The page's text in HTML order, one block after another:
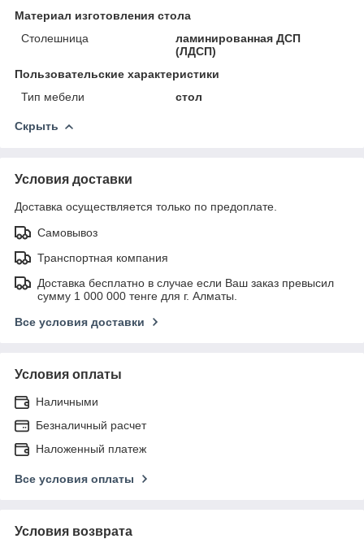
Материал изготовления стола
Столешница
ламинированная ДСП
(ЛДСП)
Пользовательские характеристики
Тип мебели
стол
Скрыть
Условия доставки
Доставка осуществляется только по предоплате.
Самовывоз
Транспортная компания
Доставка бесплатно в случае если Ваш заказ превысил
сумму 1 000 000 тенге для г. Алматы.
Все условия доставки
Условия оплаты
Наличными
Безналичный расчет
Наложенный платеж
Все условия оплаты
Условия возврата